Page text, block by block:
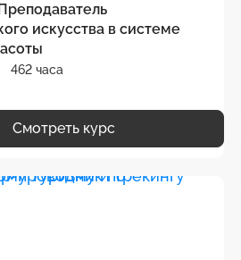
искусства в системе
462 часа
Смотреть курс